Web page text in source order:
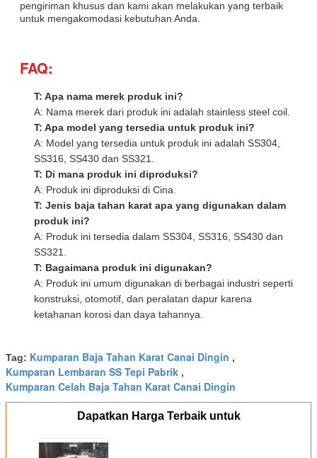
pengiriman khusus dan kami akan melakukan yang terbaik
untuk mengakomodasi kebutuhan Anda.
FAQ:
T: Apa nama merek produk ini?
A: Nama merek dari produk ini adalah stainless steel coil.
T: Apa model yang tersedia untuk produk ini?
A: Model yang tersedia untuk produk ini adalah SS304,
SS316, SS430 dan SS321.
T: Di mana produk ini diproduksi?
A: Produk ini diproduksi di Cina.
T: Jenis baja tahan karat apa yang digunakan dalam
produk ini?
A: Produk ini tersedia dalam SS304, SS316, SS430 dan
SS321.
T: Bagaimana produk ini digunakan?
A: Produk ini umum digunakan di berbagai industri seperti
konstruksi, otomotif, dan peralatan dapur karena
ketahanan korosi dan daya tahannya.
Tag: Kumparan Baja Tahan Karat Canai Dingin ,
Kumparan Lembaran SS Tepi Pabrik ,
Kumparan Celah Baja Tahan Karat Canai Dingin
Dapatkan Harga Terbaik untuk